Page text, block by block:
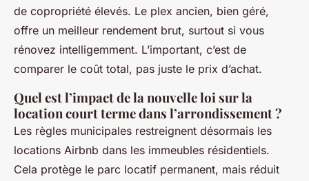
de copropriété élevés. Le plex ancien, bien géré,
offre un meilleur rendement brut, surtout si vous
rénovez intelligemment. L’important, c’est de
comparer le coût total, pas juste le prix d’achat.
Quel est l’impact de la nouvelle loi sur la
location court terme dans l’arrondissement ?
Les règles municipales restreignent désormais les
locations Airbnb dans les immeubles résidentiels.
Cela protège le parc locatif permanent, mais réduit